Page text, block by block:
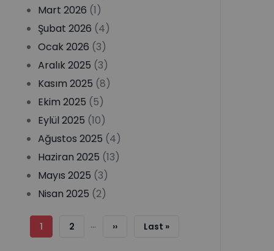
Mart 2026 (1)
Şubat 2026 (4)
Ocak 2026 (3)
Aralık 2025 (3)
Kasım 2025 (8)
Ekim 2025 (5)
Eylül 2025 (10)
Ağustos 2025 (4)
Haziran 2025 (13)
Mayıs 2025 (3)
Nisan 2025 (2)
Sayfalama
Şu
1 Sayfa
2 …
Sonraki
››
Son
Last »